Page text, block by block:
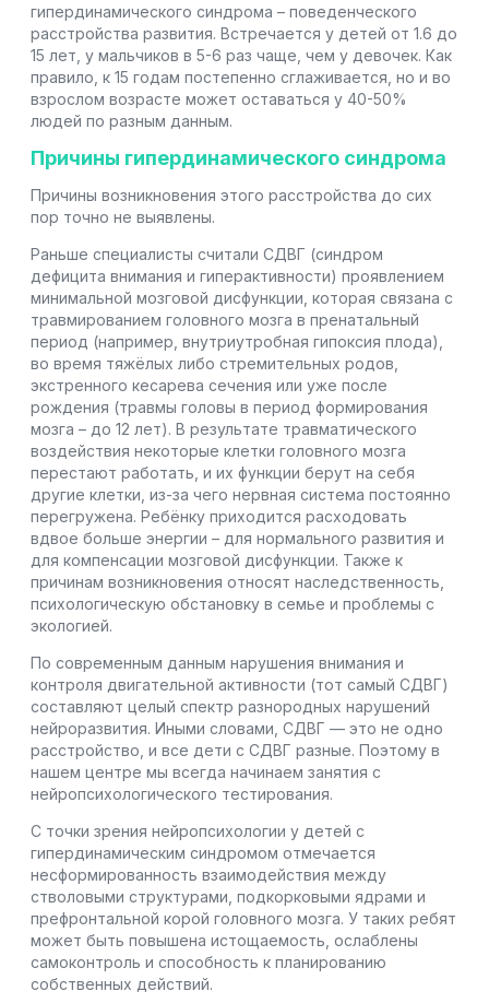
гипердинамического синдрома – поведенческого
расстройства развития. Встречается у детей от 1.6 до
15 лет, у мальчиков в 5-6 раз чаще, чем у девочек. Как
правило, к 15 годам постепенно сглаживается, но и во
взрослом возрасте может оставаться у 40-50%
людей по разным данным.
Причины гипердинамического синдрома
Причины возникновения этого расстройства до сих
пор точно не выявлены.
Раньше специалисты считали СДВГ (синдром
дефицита внимания и гиперактивности) проявлением
минимальной мозговой дисфункции, которая связана с
травмированием головного мозга в пренатальный
период (например, внутриутробная гипоксия плода),
во время тяжёлых либо стремительных родов,
экстренного кесарева сечения или уже после
рождения (травмы головы в период формирования
мозга – до 12 лет). В результате травматического
воздействия некоторые клетки головного мозга
перестают работать, и их функции берут на себя
другие клетки, из-за чего нервная система постоянно
перегружена. Ребёнку приходится расходовать
вдвое больше энергии – для нормального развития и
для компенсации мозговой дисфункции. Также к
причинам возникновения относят наследственность,
психологическую обстановку в семье и проблемы с
экологией.
По современным данным нарушения внимания и
контроля двигательной активности (тот самый СДВГ)
составляют целый спектр разнородных нарушений
нейроразвития. Иными словами, СДВГ — это не одно
расстройство, и все дети с СДВГ разные. Поэтому в
нашем центре мы всегда начинаем занятия с
нейропсихологического тестирования.
С точки зрения нейропсихологии у детей с
гипердинамическим синдромом отмечается
несформированность взаимодействия между
стволовыми структурами, подкорковыми ядрами и
префронтальной корой головного мозга. У таких ребят
может быть повышена истощаемость, ослаблены
самоконтроль и способность к планированию
собственных действий.